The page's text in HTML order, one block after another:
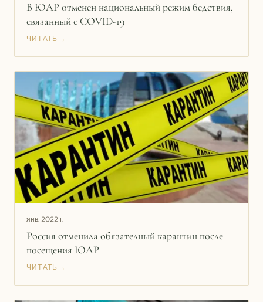
В ЮАР отменен национальный режим бедствия,
связанный с COVID-19
ЧИТАТЬ →
янв. 2022 г.
Россия отменила обязателный карантин после
посещения ЮАР
ЧИТАТЬ →